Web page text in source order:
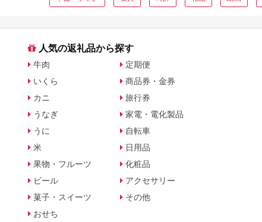
人気の返礼品から探す
牛肉
いくら
カニ
うなぎ
うに
米
果物・フルーツ
ビール
菓子・スイーツ
おせち
定期便
商品券・金券
旅行券
家電・電化製品
自転車
日用品
化粧品
アクセサリー
その他